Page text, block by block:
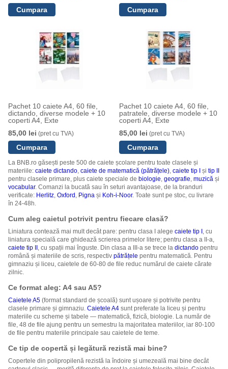
Pachet 10 caiete A4, 60 file,
dictando, diverse modele + 10
coperti A4, Exte
85,00 lei (pret cu TVA)
Pachet 10 caiete A4, 60 file,
patratele, diverse modele + 10
coperti A4, Exte
85,00 lei (pret cu TVA)
La BNB.ro găsești peste 500 de caiete școlare pentru toate clasele și
materiile: caiete dictando, caiete de matematică (pătrățele), caiete tip I și tip II
pentru clasele primare, plus caiete speciale de biologie, geografie, muzicăși
vocabular. Comanzi la bucată sau în seturi avantajoase, de la branduri
verificate: Herlitz, Oxford , Pignași Koh-i-Noor. Toate sunt pe stoc, cu livrare
în 24-48h.
Cum aleg caietul potrivit pentru fiecare clasă?
Liniatura contează mai mult decât pare: pentru clasa I alege caiete tip I , cu
liniatura specială care ghidează scrierea primelor litere; pentru clasa a II-a,
caiete tip II , cu spații mai înguste. Din clasa a III-a se trece la dictandopentru
română și materiile de scris, respectiv pătrățele pentru matematică. Pentru
gimnaziu și liceu, caietele de 60-80 de file reduc numărul de caiete cărate
zilnic.
Ce format aleg: A4 sau A5?
Caietele A5(format standard de școală) sunt ușoare și potrivite pentru
clasele primare și gimnaziu. Caietele A4sunt preferate la liceu și pentru
materiile cu scheme și tabele — matematică, fizică, biologie. La număr de
file, 48 de file ajung pentru un semestru la majoritatea materiilor, iar 80-100
de file pentru materiile principale sau caietele de teme.
Ce tip de copertă și legătură rezistă mai bine?
Copertele din polipropilenă rezistă la îndoire și umezeală mai bine decât